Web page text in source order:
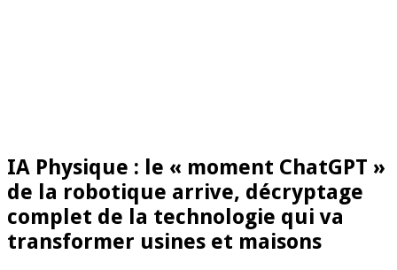
IA Physique : le « moment ChatGPT »
de la robotique arrive, décryptage
complet de la technologie qui va
transformer usines et maisons